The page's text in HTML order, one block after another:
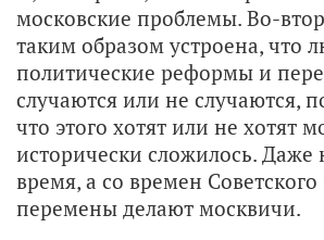
московские проблемы. Во-
таким образом устроена, что
политические реформы и
случаются или не случаются,
что этого хотят или не хотят
исторически сложилось. Даже
время, а со времен
перемены делают москвичи.